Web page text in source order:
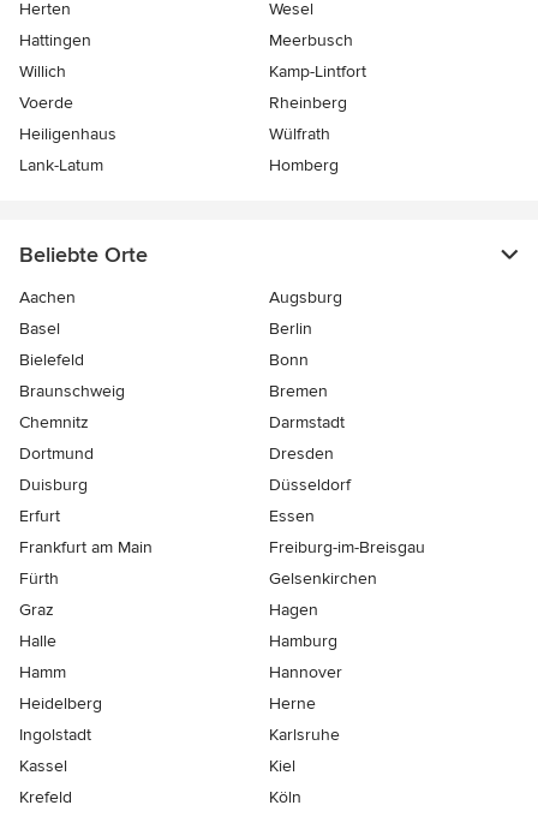
Herten
Wesel
Hattingen
Meerbusch
Willich
Kamp-Lintfort
Voerde
Rheinberg
Heiligenhaus
Wülfrath
Lank-Latum
Homberg
Beliebte Orte
Aachen
Augsburg
Basel
Berlin
Bielefeld
Bonn
Braunschweig
Bremen
Chemnitz
Darmstadt
Dortmund
Dresden
Duisburg
Düsseldorf
Erfurt
Essen
Frankfurt am Main
Freiburg-im-Breisgau
Fürth
Gelsenkirchen
Graz
Hagen
Halle
Hamburg
Hamm
Hannover
Heidelberg
Herne
Ingolstadt
Karlsruhe
Kassel
Kiel
Krefeld
Köln